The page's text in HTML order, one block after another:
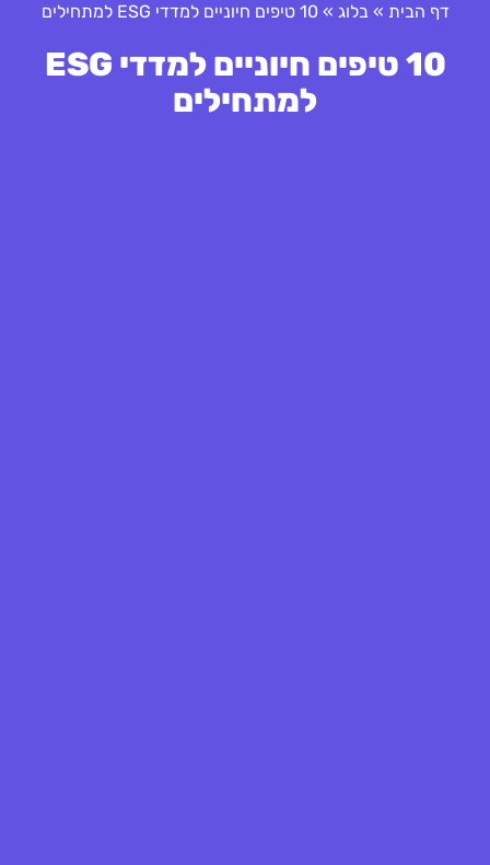
דף הבית »בלוג »10 טיפים חיוניים למדדי ESG למתחילים
10 טיפים חיוניים למדדי ESG
למתחילים